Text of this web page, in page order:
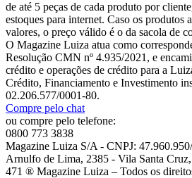
de até 5 peças de cada produto por
estoques para internet. Caso os produtos
valores, o preço válido é o da sacola de
O Magazine Luiza atua como
Resolução CMN nº 4.935/2021, e
crédito e operações de crédito para a
Crédito, Financiamento e Investimento
02.206.577/0001-80.
Compre pelo chat
ou compre pelo telefone:
0800 773 3838
Magazine Luiza S/A - CNPJ:
Arnulfo de Lima, 2385 - Vila Santa
471 ® Magazine Luiza – Todos os